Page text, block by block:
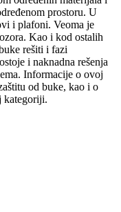
prostoru. U
i plafoni. Veoma je
Kao i kod ostalih
rešiti i fazi
i naknadna rešenja
Informacije o ovoj
od buke, kao i o
kategoriji.